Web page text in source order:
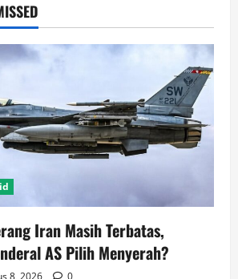
Iran Masih Terbatas,
AS Pilih Menyerah?
8, 2026 0